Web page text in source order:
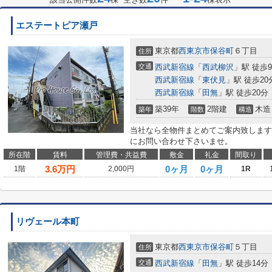
エステートピア瀬戸
住所 東京都西東京市保谷町 ６丁目
交通 西武新宿線 「 西武柳沢 」駅 徒歩
西武新宿線 「 東伏見 」駅 徒歩20
西武新宿線 「 田無 」駅 徒歩20分
築年 築39年 階数 2階建 構造 木造
当社なら全物件まとめてご案内致しま
にお問い合わせ下さいませ。
所在階 賃料 管理費・共益費 敷金 礼金
間取り
1階
3.6万円 2,000円 0ヶ月 0ヶ月 1R
リヴェール本町
住所 東京都西東京市保谷町 ５丁目
交通 西武新宿線 「 田無 」駅 徒歩14分